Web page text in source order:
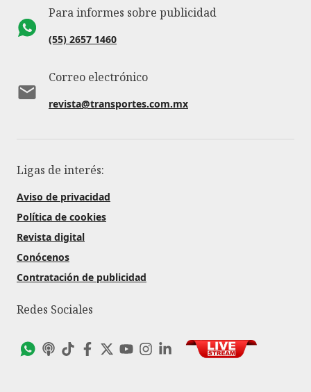
Para informes sobre publicidad
(55) 2657 1460
Correo electrónico
revista@transportes.com.mx
Ligas de interés:
Aviso de privacidad
Política de cookies
Revista digital
Conócenos
Contratación de publicidad
Redes Sociales